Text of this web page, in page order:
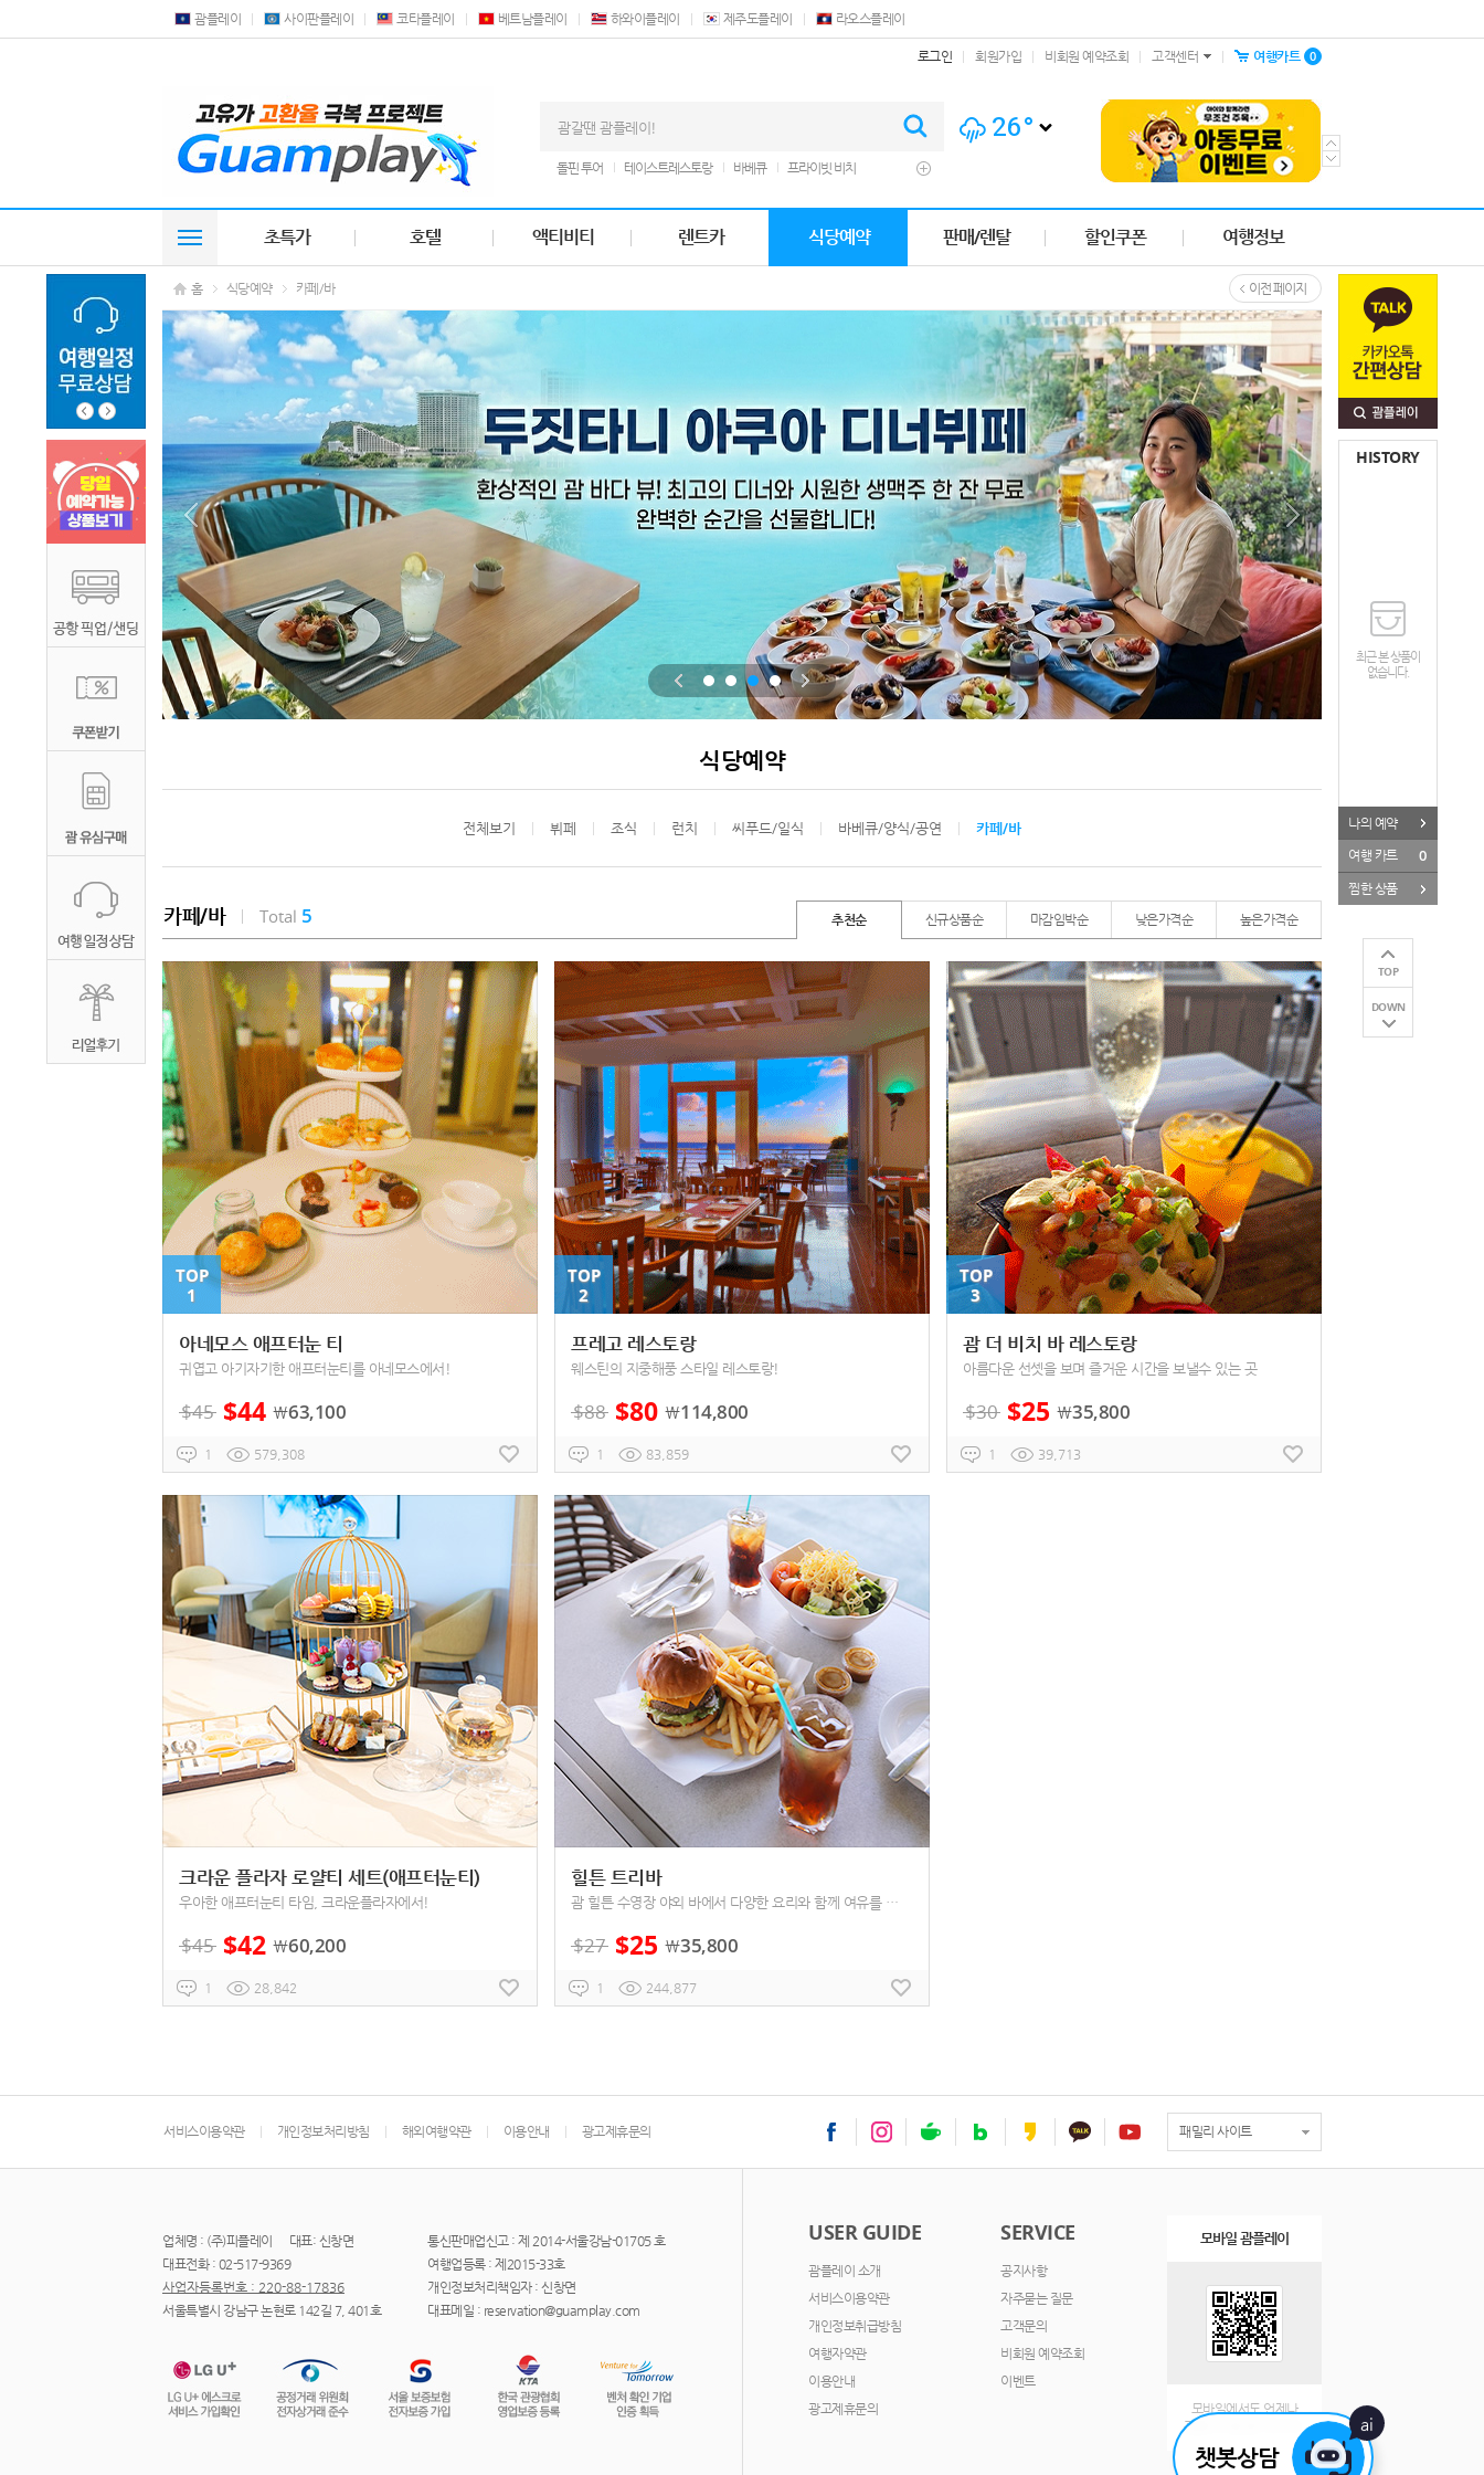
괌플레이 사이판플레이 코타플레이 베트남플레이 하와이플레이 제주도플레이 라오스플레이
로그인 회원가입 비회원 예약조회 고객센터 여행카트 0
돌핀 투어 테이스트레스토랑 바베큐
프라이빗 비치
힐튼괌
오션뷰호텔 렌트카
에프터눈티
26°
초특가 호텔 액티비티 렌트카 식당예약 판매/렌탈 할인쿠폰 여행정보
홈 식당예약 카페/바 이전 페이지
식당예약
전체보기 뷔페 조식 런치 씨푸드/일식 바베큐/양식/공연 카페/바
카페/바 Total 5 추천순 신규상품순 마감임박순 낮은가격순 높은가격순
TOP
1
아네모스 애프터눈 티
귀엽고 아기자기한 애프터눈티를 아네모스에서!
$45 $44 ￦63,100
1 579,308
TOP
2
프레고 레스토랑
웨스틴의 지중해풍 스타일 레스토랑!
$88 $80 ￦114,800
1 83,859
TOP
3
괌 더 비치 바 레스토랑
아름다운 선셋을 보며 즐거운 시간을 보낼수 있는 곳
$30 $25 ￦35,800
1 39,713
크라운 플라자 로얄티 세트(애프터눈티)
우아한 애프터눈티 타임, 크라운플라자에서!
$45 $42 ￦60,200
1 28,842
힐튼 트리바
괌 힐튼 수영장 야외 바에서 다양한 요리와 함께 여유를 즐겨요!
$27 $25 ￦35,800
1 244,877
챗봇상담
ai
서비스이용약관 개인정보처리방침 해외여행약관 이용안내 광고제휴문의 패밀리 사이트
업체명 : (주)피플레이
대표: 신창면
대표전화 : 02-517-9369
사업자등록번호 : 220-88-17836
서울특별시 강남구 논현로 142길 7, 401호
통신판매업신고 : 제 2014-서울강남-01705 호
여행업등록 : 제2015-33호
개인정보처리책임자 : 신창면
대표메일 : reservation@guamplay.com
USER GUIDE
괌플레이 소개
서비스이용약관
개인정보취급방침
여행자약관
이용안내
광고제휴문의
SERVICE
공지사항
자주묻는 질문
고객문의
비회원 예약조회
이벤트
모바일 괌플레이
모바일에서도 언제나
괌플레이를 즐겨보세요.
HISTORY
최근 본 상품이
없습니다.
나의 예약
여행 카트 0
찜한 상품
TOP
DOWN